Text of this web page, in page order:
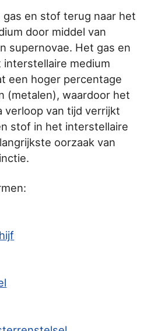
en stof terug naar het
door middel van
supernovae. Het gas en
medium
een hoger percentage
(metalen), waardoor het
verloop van tijd verrijkt
stof in het interstellaire
oorzaak van